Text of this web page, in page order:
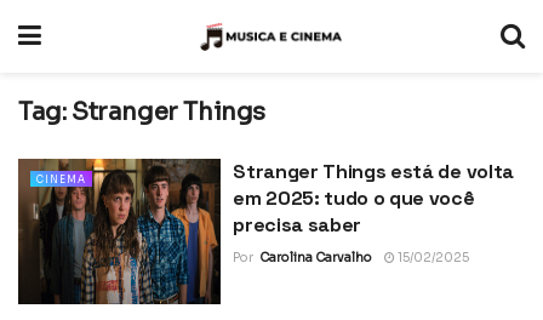
Tag: Stranger Things
CINEMA
Stranger Things está de volta
em 2025: tudo o que você
precisa saber
Por Carolina Carvalho 15/02/2025